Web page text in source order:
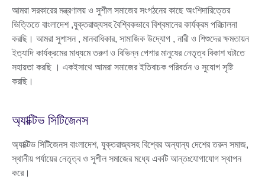
আমরা সরকারের মন্ত্রণালয় ও সুশীল সমাজের সংগঠনের কাছে অংশিদারিত্তের
ভিত্তিতে বাংলাদেশ ,যুক্তরাজ্যসহ বৈশ্বিকভাবে বিশ্বমানের কার্যক্রম পরিচালনা
করছি। আমরা সুশাসন , মানবাধিকার, সামাজিক উদ্যোগ , নারী ও শিশুদের ক্ষমতায়ন
ইত্যাদি কার্যক্রমের মাধ্যমে তরুণ ও বিভিন্ন পেশার মানুষের নেতৃত্ব বিকাশ ঘটাতে
সহায়তা করছি । একইসাথে আমরা সমাজের ইতিবাচক পরিবর্তন ও সুযোগ সৃষ্টি
করছি।
অ্যাক্টিভ সিটিজেনস
অ্যাক্টিভ সিটিজেনস বাংলাদেশ, যুক্তরাজ্যসহ বিশ্বের অন্যান্য দেশের তরুন সমাজ,
স্থানীয় পর্যায়ের নেতৃত্ব ও সুশীল সমাজের মধ্যে একটি আন্তঃযোগাযোগ স্থাপন
করে।